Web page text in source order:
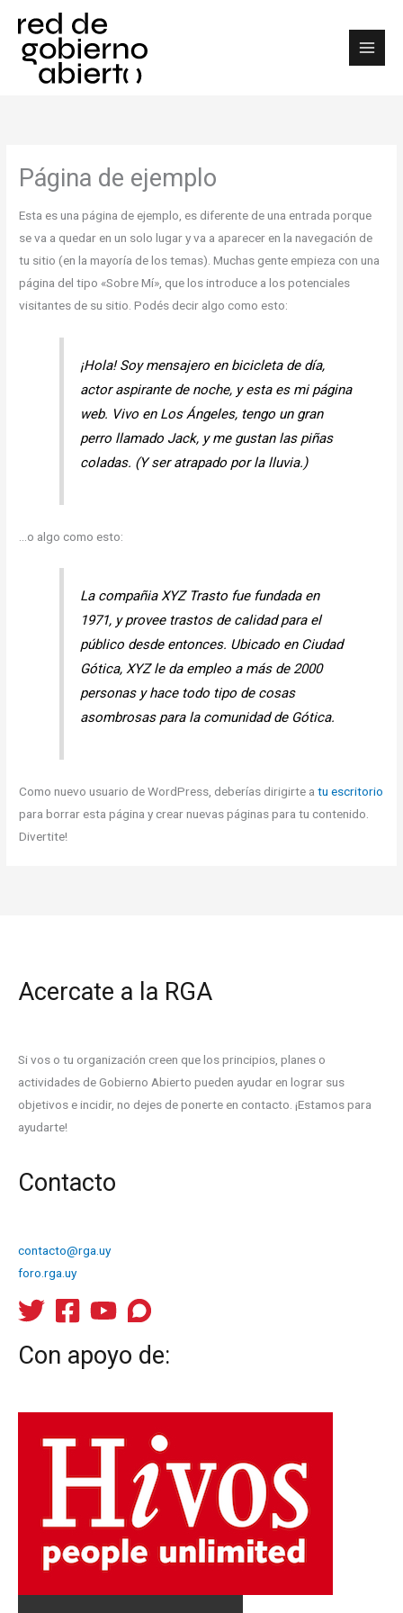
content
Página de ejemplo
Esta es una página de ejemplo, es diferente de una entrada porque
se va a quedar en un solo lugar y va a aparecer en la navegación de
tu sitio (en la mayoría de los temas). Muchas gente empieza con una
página del tipo «Sobre Mí», que los introduce a los potenciales
visitantes de su sitio. Podés decir algo como esto:
¡Hola! Soy mensajero en bicicleta de día,
actor aspirante de noche, y esta es mi página
web. Vivo en Los Ángeles, tengo un gran
perro llamado Jack, y me gustan las piñas
coladas. (Y ser atrapado por la lluvia.)
…o algo como esto:
La compañia XYZ Trasto fue fundada en
1971, y provee trastos de calidad para el
público desde entonces. Ubicado en Ciudad
Gótica, XYZ le da empleo a más de 2000
personas y hace todo tipo de cosas
asombrosas para la comunidad de Gótica.
Como nuevo usuario de WordPress, deberías dirigirte atu escritorio
para borrar esta página y crear nuevas páginas para tu contenido.
Divertite!
Acercate a la RGA
Si vos o tu organización creen que los principios, planes o
actividades de Gobierno Abierto pueden ayudar en lograr sus
objetivos e incidir, no dejes de ponerte en contacto. ¡Estamos para
ayudarte!
Contacto
contacto@rga.uy
foro.rga.uy
Con apoyo de: